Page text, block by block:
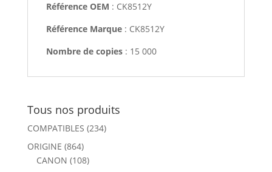
Référence OEM : CK8512Y
Référence Marque: CK8512Y
Nombre de copies: 15 000
Tous nos produits
COMPATIBLES (234)
ORIGINE (864)
CANON (108)